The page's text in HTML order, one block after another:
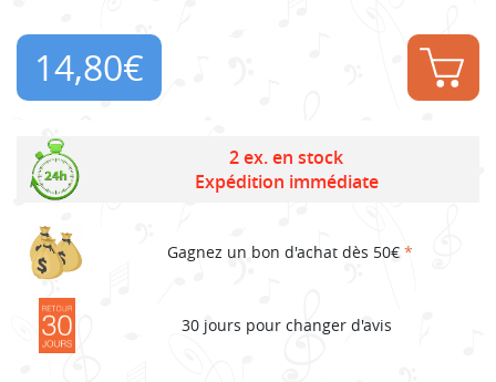
14,80€
2 ex. en stock
Expédition immédiate
Gagnez un bon d'achat dès 50€ *
30 jours pour changer d'avis